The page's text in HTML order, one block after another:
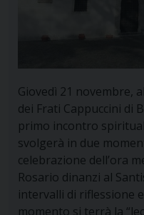
Giovedì 21 novembre,
dei Frati Cappuccini di
primo incontro
svolgerà in due
celebrazione dell’ora
Rosario dinanzi al
intervalli di riflessione
momento si terrà la